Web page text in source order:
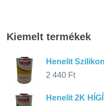
Kiemelt termékek
Henelit
2 440 Ft
Henelit 2K